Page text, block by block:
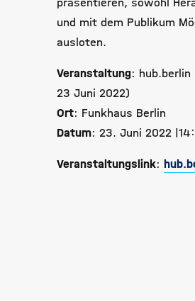
und mit dem Publikum
ausloten.
Veranstaltung:
23 Juni 2022)
Ort: Funkhaus Berlin
Datum: 23. Juni 2022
Veranstaltungslink: